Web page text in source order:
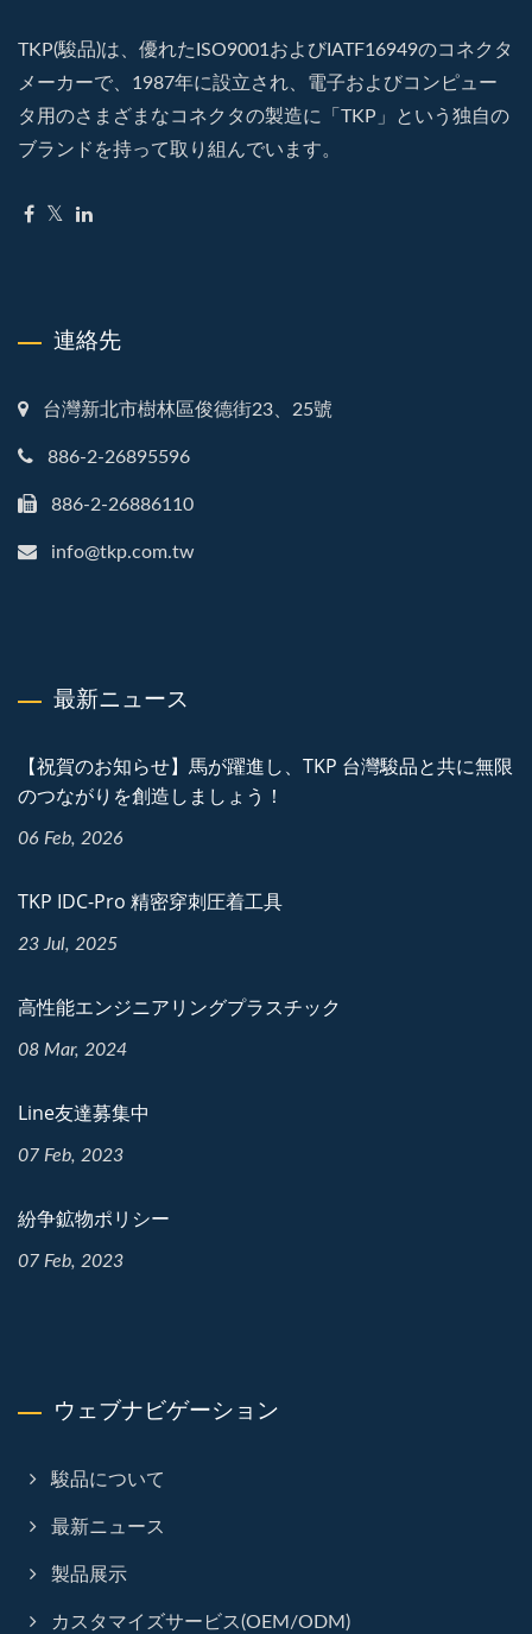
TKP(駿品)は、優れたISO9001およびIATF16949のコネクタ
メーカーで、1987年に設立され、電子およびコンピュー
タ用のさまざまなコネクタの製造に「TKP」という独自の
ブランドを持って取り組んでいます。
連絡先
台灣新北市樹林區俊德街23、25號
886-2-26895596
886-2-26886110
info@tkp.com.tw
最新ニュース
【祝賀のお知らせ】馬が躍進し、TKP 台灣駿品と共に無限
のつながりを創造しましょう！
06 Feb, 2026
TKP IDC-Pro 精密穿刺圧着工具
23 Jul, 2025
高性能エンジニアリングプラスチック
08 Mar, 2024
Line友達募集中
07 Feb, 2023
紛争鉱物ポリシー
07 Feb, 2023
ウェブナビゲーション
駿品について
最新ニュース
製品展示
カスタマイズサービス(OEM/ODM)